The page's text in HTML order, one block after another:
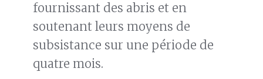
fournissant des abris et en
soutenant leurs moyens de
subsistance sur une période de
quatre mois.